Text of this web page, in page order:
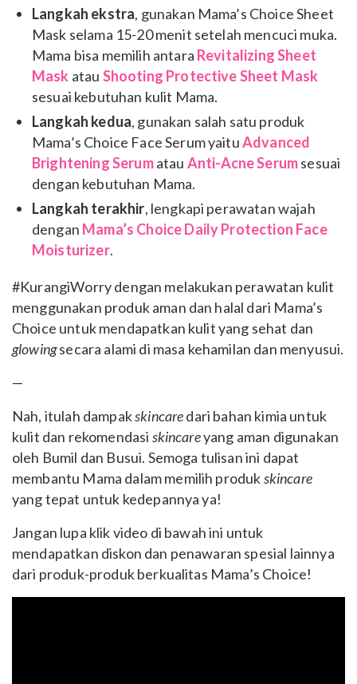
Langkah ekstra, gunakan Mama’s Choice Sheet
Mask selama 15-20 menit setelah mencuci muka.
Mama bisa memilih antara Revitalizing Sheet
Mask atau Shooting Protective Sheet Mask
sesuai kebutuhan kulit Mama.
Langkah kedua, gunakan salah satu produk
Mama’s Choice Face Serum yaituAdvanced
Brightening Serumatau Anti-Acne Serumsesuai
dengan kebutuhan Mama.
Langkah terakhir, lengkapi perawatan wajah
dengan Mama’s Choice Daily Protection Face
Moisturizer.
#KurangiWorry dengan melakukan perawatan kulit
menggunakan produk aman dan halal dari Mama’s
Choice untuk mendapatkan kulit yang sehat dan
glowingsecara alami di masa kehamilan dan menyusui.
—
Nah, itulah dampakskincaredari bahan kimia untuk
kulit dan rekomendasi skincareyang aman digunakan
oleh Bumil dan Busui. Semoga tulisan ini dapat
membantu Mama dalam memilih produkskincare
yang tepat untuk kedepannya ya!
Jangan lupa klik video di bawah ini untuk
mendapatkan diskon dan penawaran spesial lainnya
dari produk-produk berkualitas Mama’s Choice!